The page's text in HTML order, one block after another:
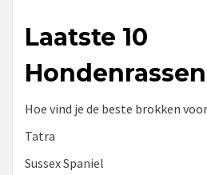
Laatste 10
Hondenrassen
Hoe vind je de beste brokken
Tatra
Sussex Spaniel